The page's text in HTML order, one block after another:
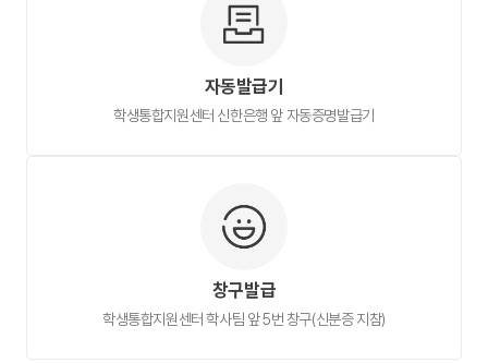
자동발급기
학생통합지원센터 신한은행 앞 자동증명발급기
창구발급
학생통합지원센터 학사팀 앞 5번 창구(신분증 지참)